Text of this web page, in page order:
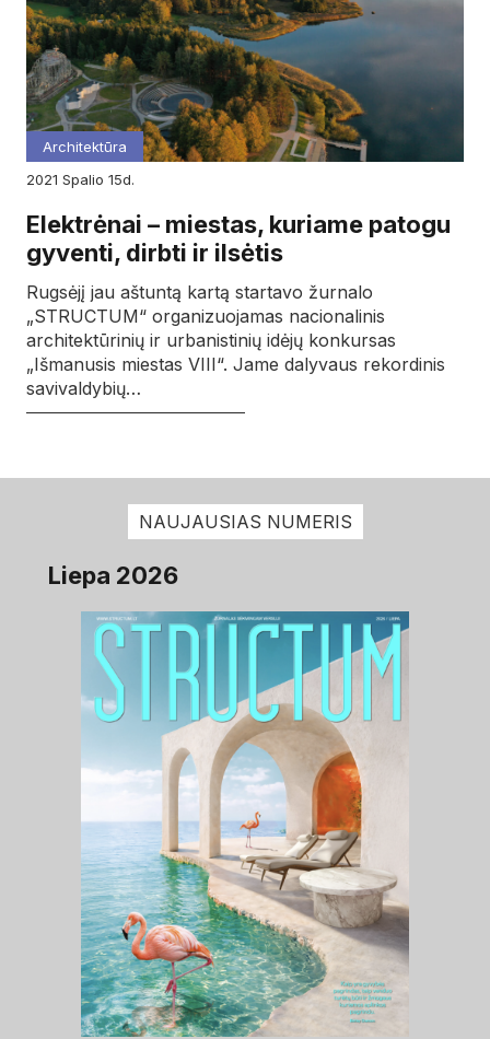
Architektūra
2021
spalio 15d.
Elektrėnai – miestas, kuriame patogu
gyventi, dirbti ir ilsėtis
Rugsėjį jau aštuntą kartą startavo žurnalo
„STRUCTUM“ organizuojamas nacionalinis
architektūrinių ir urbanistinių idėjų konkursas
„Išmanusis miestas VIII“. Jame dalyvaus rekordinis
savivaldybių…
NAUJAUSIAS NUMERIS
Liepa 2026